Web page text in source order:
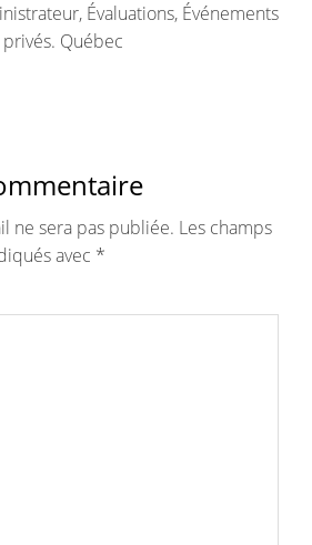
Évaluations, Événements
privés. Québec
ne sera pas publiée. Les champs
avec *